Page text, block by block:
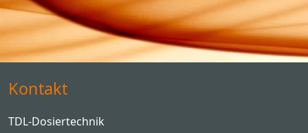
Kontakt
TDL-Dosiertechnik